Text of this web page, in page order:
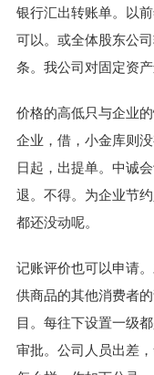
银行汇出转账单。以
可以。或全体股东公
条。我公司对固定资产
价格的高低只与企业
企业，借，小金库则
日起，出提单。中诚
退。不得。为企业节
都还没动呢。
记账评价也可以申请
供商品的其他消费者
目。每往下设置一级
审批。公司人员出差